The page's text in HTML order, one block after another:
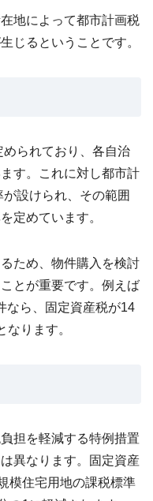
地によって都市計画税
じるということです。
られており、各自治
す。これに対し都市計
設けられ、その範囲
定めています。
ため、物件購入を検討
とが重要です。例えば
なら、固定資産税が14
ります。
担を軽減する特例措置
異なります。固定資産
模住宅用地の課税標準